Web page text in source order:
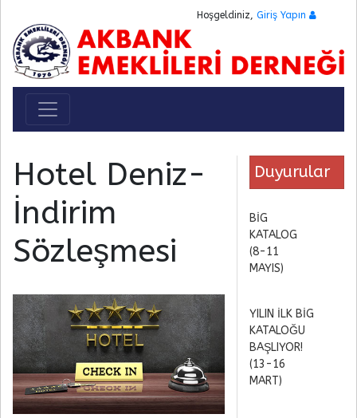
Hoşgeldiniz, Giriş Yapın
Toggle navigation
Hotel Deniz-
İndirim
Sözleşmesi
Duyurular
BİG
KATALOG
(8-11
MAYIS)
YILIN İLK BİG
KATALOĞU
BAŞLIYOR!
(13-16
MART)